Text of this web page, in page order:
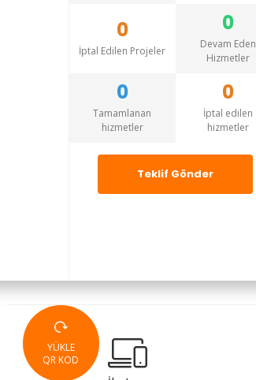
0
İptal Edilen Projeler
0
Devam Eden
Hizmetler
0
Tamamlanan
hizmetler
0
İptal edilen
hizmetler
Teklif Gönder
YÜKLE
QR KOD